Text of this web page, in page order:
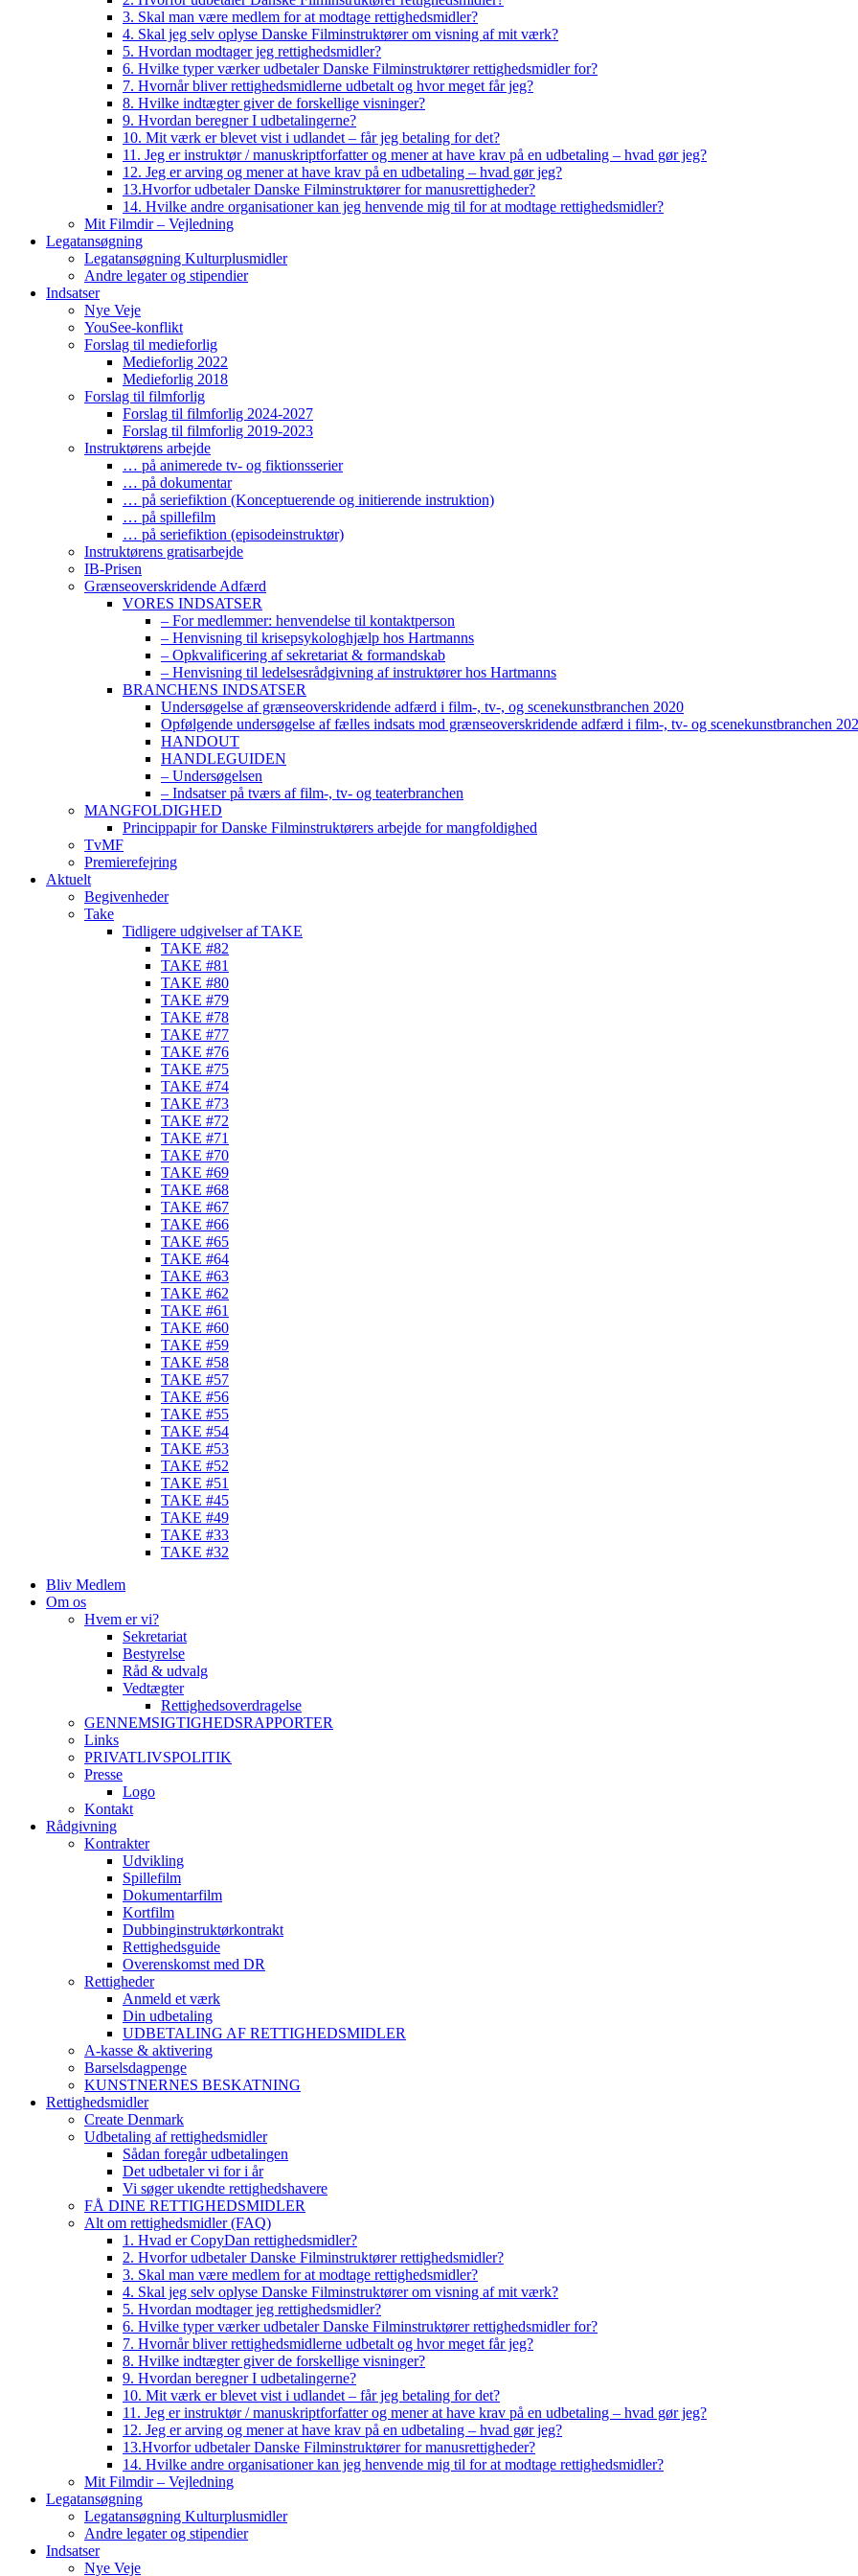
3. Skal man være medlem for at modtage rettighedsmidler?
4. Skal jeg selv oplyse Danske Filminstruktører om visning af mit værk?
5. Hvordan modtager jeg rettighedsmidler?
6. Hvilke typer værker udbetaler Danske Filminstruktører rettighedsmidler for?
7. Hvornår bliver rettighedsmidlerne udbetalt og hvor meget får jeg?
8. Hvilke indtægter giver de forskellige visninger?
9. Hvordan beregner I udbetalingerne?
10. Mit værk er blevet vist i udlandet – får jeg betaling for det?
11. Jeg er instruktør / manuskriptforfatter og mener at have krav på en udbetaling – hvad gør jeg?
12. Jeg er arving og mener at have krav på en udbetaling – hvad gør jeg?
13.Hvorfor udbetaler Danske Filminstruktører for manusrettigheder?
14. Hvilke andre organisationer kan jeg henvende mig til for at modtage rettighedsmidler?
Mit Filmdir – Vejledning
Legatansøgning
Legatansøgning Kulturplusmidler
Andre legater og stipendier
Indsatser
Nye Veje
YouSee-konflikt
Forslag til medieforlig
Medieforlig 2022
Medieforlig 2018
Forslag til filmforlig
Forslag til filmforlig 2024-2027
Forslag til filmforlig 2019-2023
Instruktørens arbejde
… på animerede tv- og fiktionsserier
… på dokumentar
… på seriefiktion (Konceptuerende og initierende instruktion)
… på spillefilm
… på seriefiktion (episodeinstruktør)
Instruktørens gratisarbejde
IB-Prisen
Grænseoverskridende Adfærd
VORES INDSATSER
– For medlemmer: henvendelse til kontaktperson
– Henvisning til krisepsykologhjælp hos Hartmanns
– Opkvalificering af sekretariat & formandskab
– Henvisning til ledelsesrådgivning af instruktører hos Hartmanns
BRANCHENS INDSATSER
Undersøgelse af grænseoverskridende adfærd i film-, tv-, og scenekunstbranchen 2020
Opfølgende undersøgelse af fælles indsats mod grænseoverskridende adfærd i film-, tv- og scenekunstbranchen
HANDOUT
HANDLEGUIDEN
– Undersøgelsen
– Indsatser på tværs af film-, tv- og teaterbranchen
MANGFOLDIGHED
Princippapir for Danske Filminstruktørers arbejde for mangfoldighed
TvMF
Premierefejring
Aktuelt
Begivenheder
Take
Tidligere udgivelser af TAKE
TAKE #82
TAKE #81
TAKE #80
TAKE #79
TAKE #78
TAKE #77
TAKE #76
TAKE #75
TAKE #74
TAKE #73
TAKE #72
TAKE #71
TAKE #70
TAKE #69
TAKE #68
TAKE #67
TAKE #66
TAKE #65
TAKE #64
TAKE #63
TAKE #62
TAKE #61
TAKE #60
TAKE #59
TAKE #58
TAKE #57
TAKE #56
TAKE #55
TAKE #54
TAKE #53
TAKE #52
TAKE #51
TAKE #45
TAKE #49
TAKE #33
TAKE #32
Bliv Medlem
Om os
Hvem er vi?
Sekretariat
Bestyrelse
Råd & udvalg
Vedtægter
Rettighedsoverdragelse
GENNEMSIGTIGHEDSRAPPORTER
Links
PRIVATLIVSPOLITIK
Presse
Logo
Kontakt
Rådgivning
Kontrakter
Udvikling
Spillefilm
Dokumentarfilm
Kortfilm
Dubbinginstruktørkontrakt
Rettighedsguide
Overenskomst med DR
Rettigheder
Anmeld et værk
Din udbetaling
UDBETALING AF RETTIGHEDSMIDLER
A-kasse & aktivering
Barselsdagpenge
KUNSTNERNES BESKATNING
Rettighedsmidler
Create Denmark
Udbetaling af rettighedsmidler
Sådan foregår udbetalingen
Det udbetaler vi for i år
Vi søger ukendte rettighedshavere
FÅ DINE RETTIGHEDSMIDLER
Alt om rettighedsmidler (FAQ)
1. Hvad er CopyDan rettighedsmidler?
2. Hvorfor udbetaler Danske Filminstruktører rettighedsmidler?
3. Skal man være medlem for at modtage rettighedsmidler?
4. Skal jeg selv oplyse Danske Filminstruktører om visning af mit værk?
5. Hvordan modtager jeg rettighedsmidler?
6. Hvilke typer værker udbetaler Danske Filminstruktører rettighedsmidler for?
7. Hvornår bliver rettighedsmidlerne udbetalt og hvor meget får jeg?
8. Hvilke indtægter giver de forskellige visninger?
9. Hvordan beregner I udbetalingerne?
10. Mit værk er blevet vist i udlandet – får jeg betaling for det?
11. Jeg er instruktør / manuskriptforfatter og mener at have krav på en udbetaling – hvad gør jeg?
12. Jeg er arving og mener at have krav på en udbetaling – hvad gør jeg?
13.Hvorfor udbetaler Danske Filminstruktører for manusrettigheder?
14. Hvilke andre organisationer kan jeg henvende mig til for at modtage rettighedsmidler?
Mit Filmdir – Vejledning
Legatansøgning
Legatansøgning Kulturplusmidler
Andre legater og stipendier
Indsatser
Nye Veje